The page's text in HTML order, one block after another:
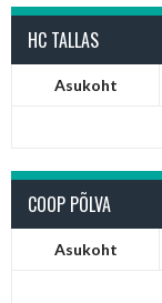
HC TALLAS
Asukoht
COOP PÕLVA
Asukoht